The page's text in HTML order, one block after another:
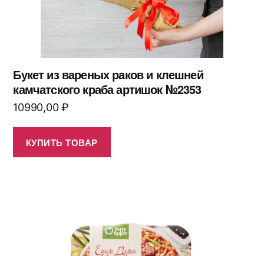
Букет из вареных раков и клешней
камчатского краба артишок №2353
10990,00₽
КУПИТЬ ТОВАР